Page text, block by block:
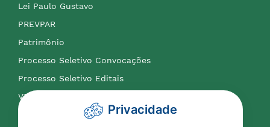
Lei Paulo Gustavo
PREVPAR
Patrimônio
Processo Seletivo Convocações
Processo Seletivo Editais
VTN
Privacidade